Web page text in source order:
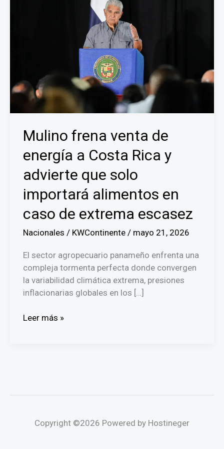
Mulino frena venta de
energía a Costa Rica y
advierte que solo
importará alimentos en
caso de extrema escasez
Nacionales / KWContinente / mayo 21, 2026
El sector agropecuario panameño enfrenta una
compleja tormenta perfecta donde convergen
la variabilidad climática extrema, presiones
inflacionarias globales en los […]
Mulino
Costa
advierte
Leer más »
Copyright ©2026 Powered by Hostineger